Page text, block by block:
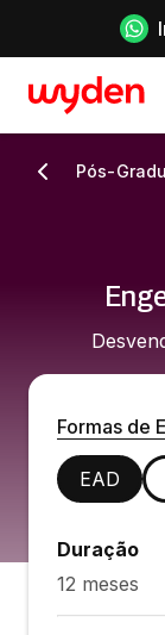
Pós-
Formas de
EAD
Duração
12 meses